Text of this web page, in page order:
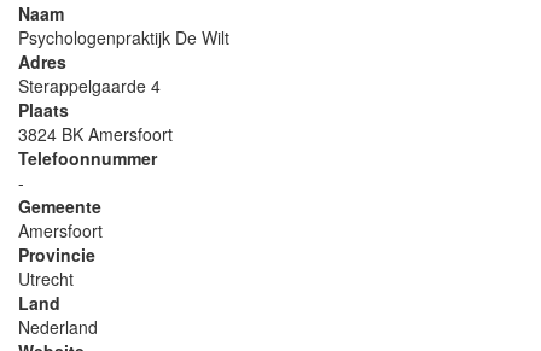
Naam
Psychologenpraktijk De Wilt
Adres
Sterappelgaarde 4
Plaats
3824 BK Amersfoort
Telefoonnummer
-
Gemeente
Amersfoort
Provincie
Utrecht
Land
Nederland